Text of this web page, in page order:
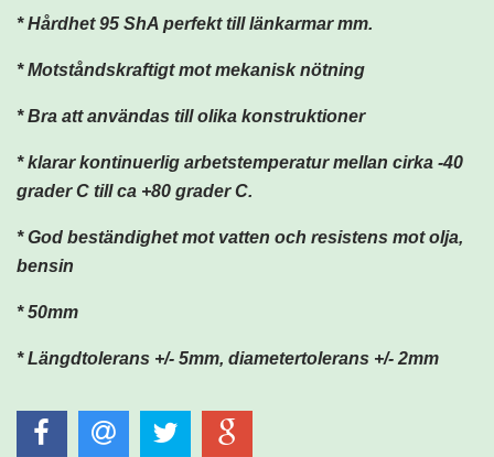
* Hårdhet 95 ShA perfekt till länkarmar mm.
* Motståndskraftigt mot mekanisk nötning
* Bra att användas till olika konstruktioner
* klarar kontinuerlig arbetstemperatur mellan cirka -40
grader C till ca +80 grader C.
* God beständighet mot vatten och resistens mot olja,
bensin
* 50mm
* Längdtolerans +/- 5mm, diametertolerans +/- 2mm